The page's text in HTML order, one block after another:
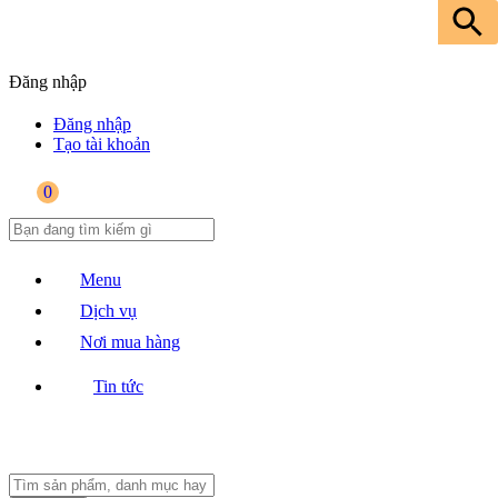
Đăng nhập
Đăng nhập
Tạo tài khoản
0
Menu
Dịch vụ
Nơi mua hàng
Tin tức